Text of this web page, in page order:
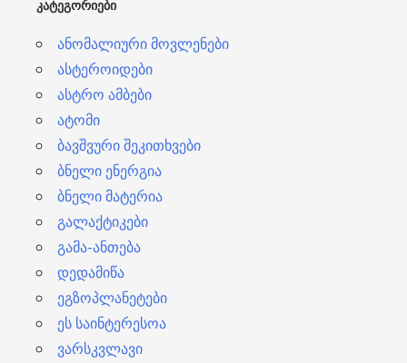
ᲙᲐᲢᲔᲒᲝᲠᲘᲔᲑᲘ
ანომალიური მოვლენები
ასტეროიდები
ასტრო ამბები
ატომი
ბავშვური შეკითხვები
ბნელი ენერგია
ბნელი მატერია
გალაქტიკები
გამა-ანთება
დედამიწა
ეგზოპლანეტები
ეს საინტერესოა
ვარსკვლავი